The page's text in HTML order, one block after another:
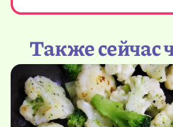
Также сейчас